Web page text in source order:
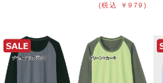
(税込 ￥979)